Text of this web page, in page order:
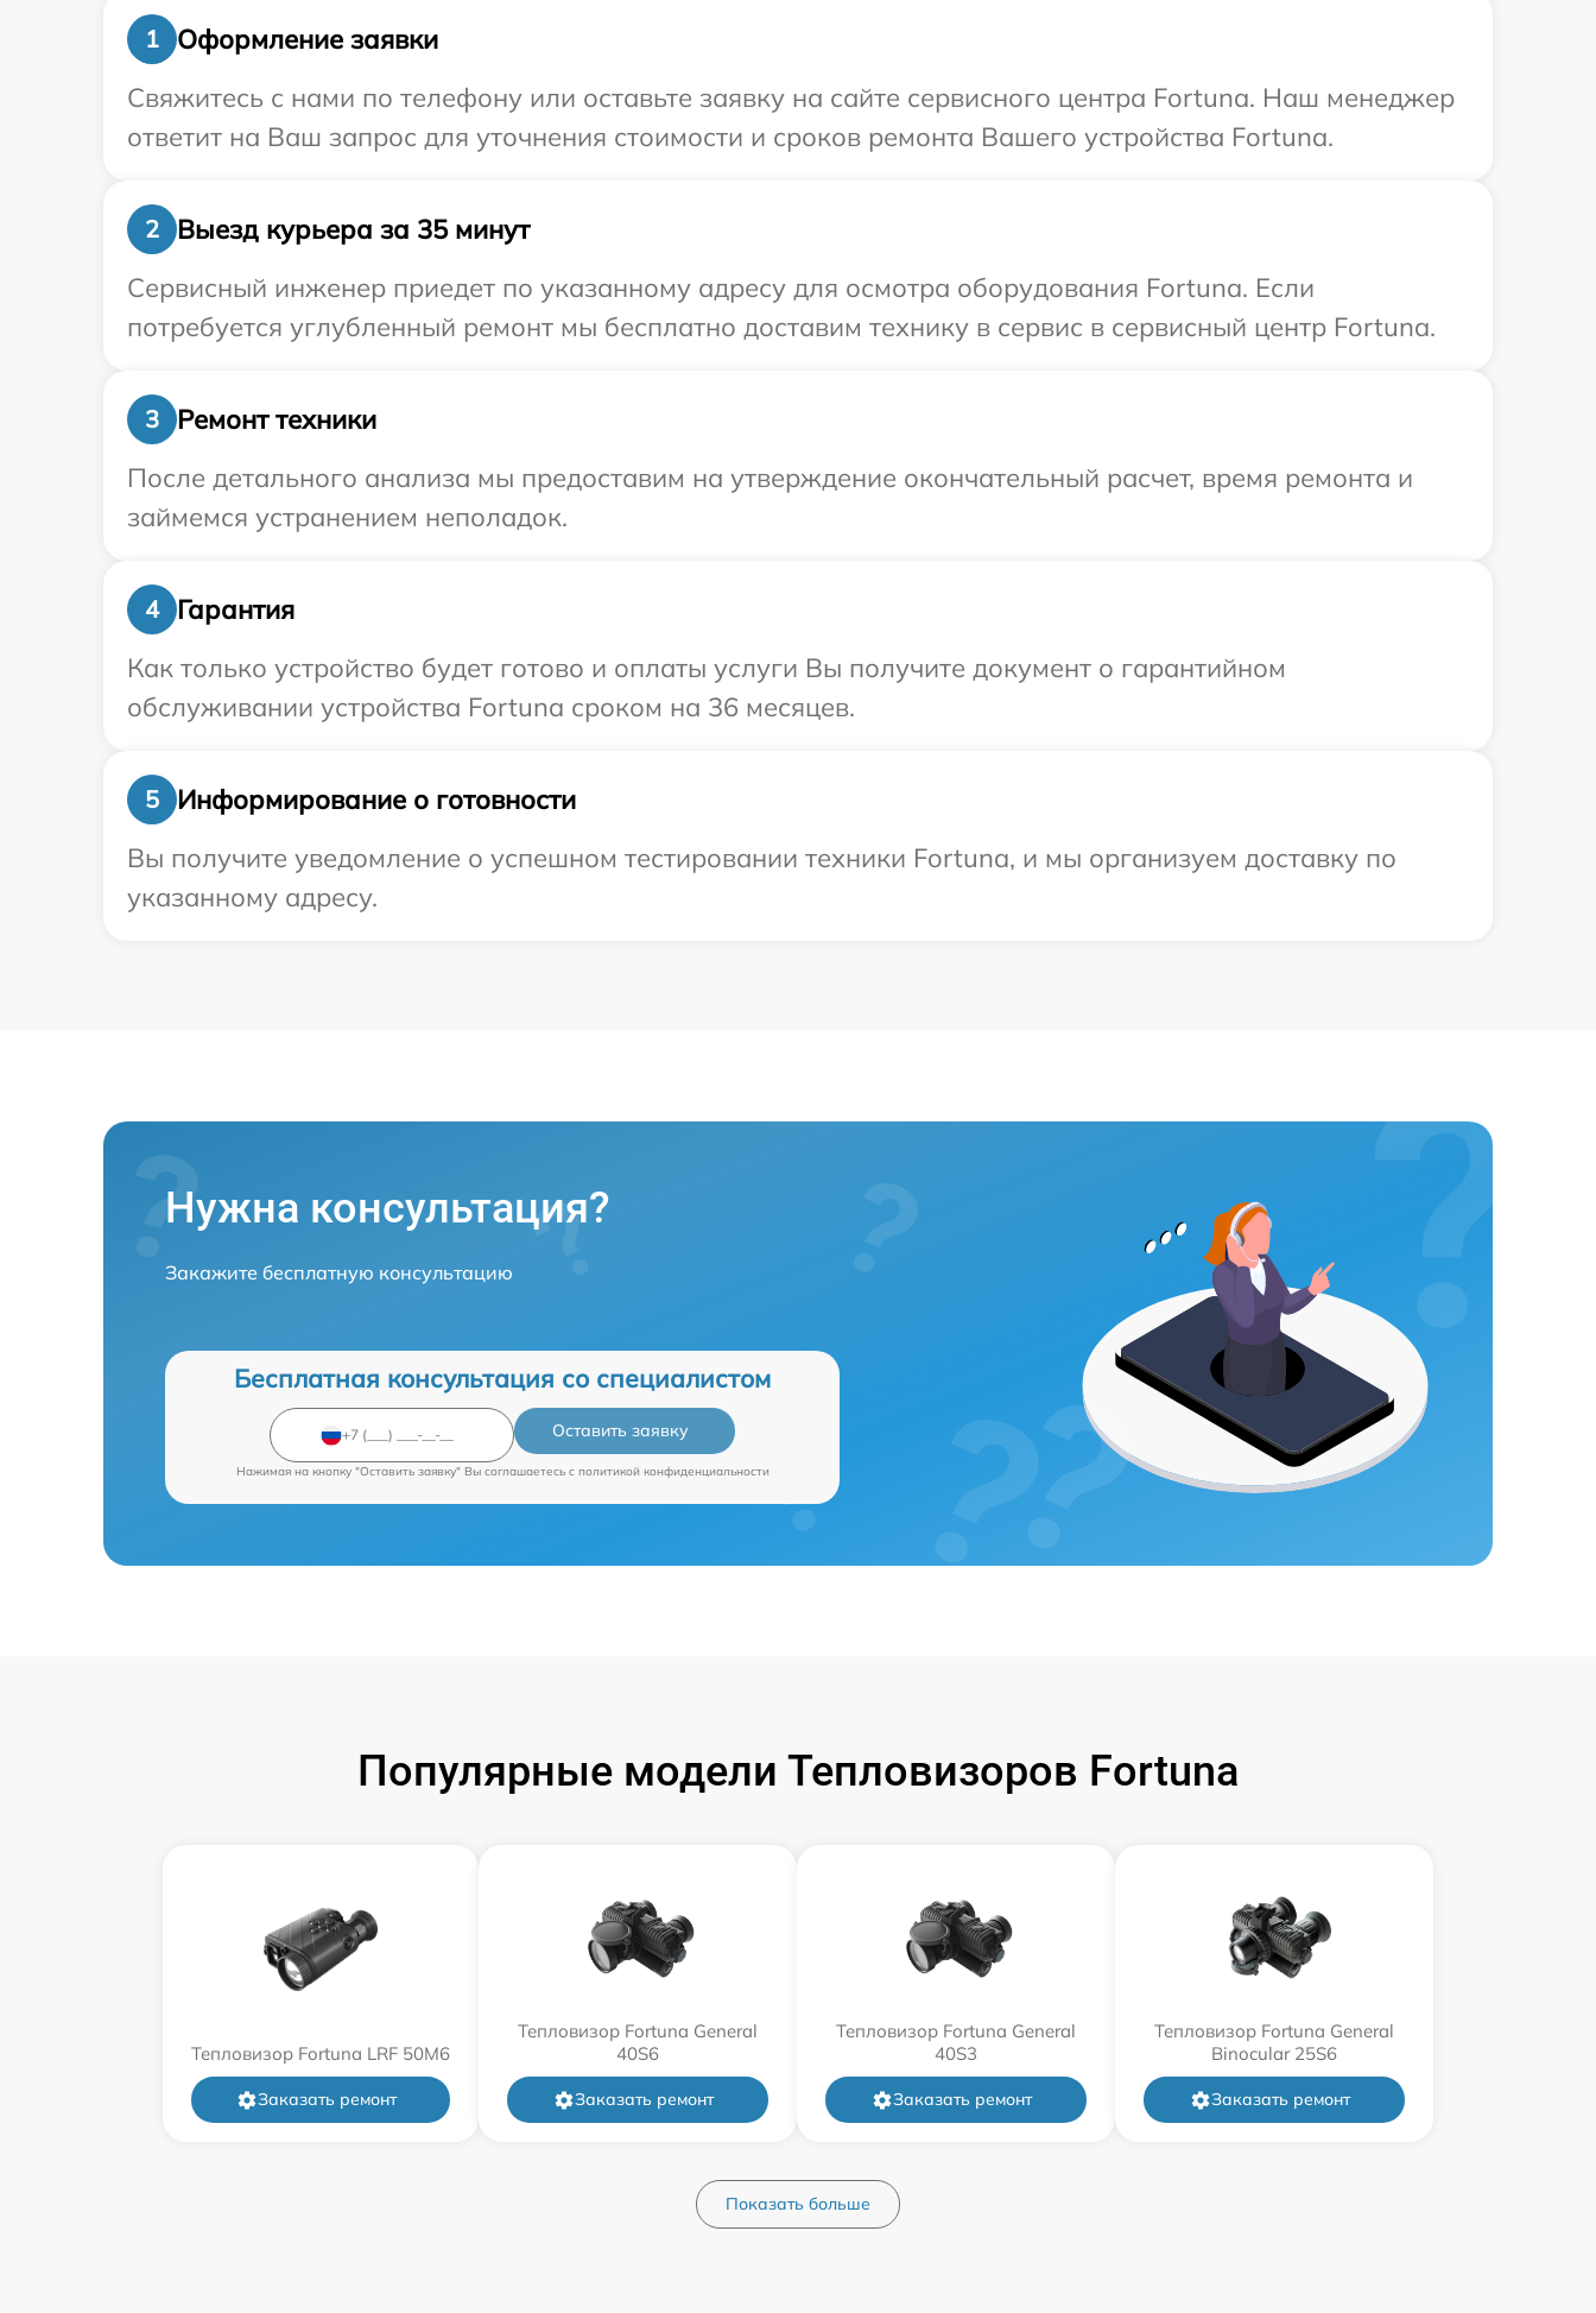
1
Оформление заявки
Свяжитесь с нами по телефону или оставьте заявку на сайте сервисного центра Fortuna. Наш менеджер
ответит на Ваш запрос для уточнения стоимости и сроков ремонта Вашего устройства Fortuna.
2
Выезд курьера за 35 минут
Сервисный инженер приедет по указанному адресу для осмотра оборудования Fortuna. Если
потребуется углубленный ремонт мы бесплатно доставим технику в сервис в сервисный центр Fortuna.
3
Ремонт техники
После детального анализа мы предоставим на утверждение окончательный расчет, время ремонта и
займемся устранением неполадок.
4
Гарантия
Как только устройство будет готово и оплаты услуги Вы получите документ о гарантийном
обслуживании устройства Fortuna сроком на 36 месяцев.
5
Информирование о готовности
Вы получите уведомление о успешном тестировании техники Fortuna, и мы организуем доставку по
указанному адресу.
Нужна консультация?
Закажите бесплатную консультацию
Бесплатная консультация со специалистом
Оставить заявку
Нажимая на кнопку "Оставить заявку" Вы соглашаетесь c политикой конфиденциальности
Популярные модели Тепловизоров Fortuna
Тепловизор Fortuna LRF 50M6
Заказать ремонт
Тепловизор Fortuna General
40S6
Заказать ремонт
Тепловизор Fortuna General
40S3
Заказать ремонт
Тепловизор Fortuna General
Binocular 25S6
Заказать ремонт
Показать больше